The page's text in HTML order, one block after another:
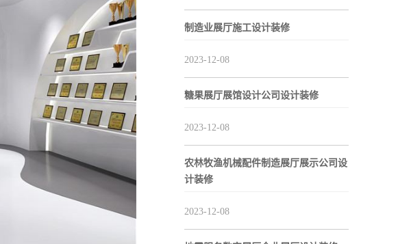
制造业展厅施工设计装修
2023-12-08
糖果展厅展馆设计公司设计装修
2023-12-08
农林牧渔机械配件制造展厅展示公司设
计装修
2023-12-08